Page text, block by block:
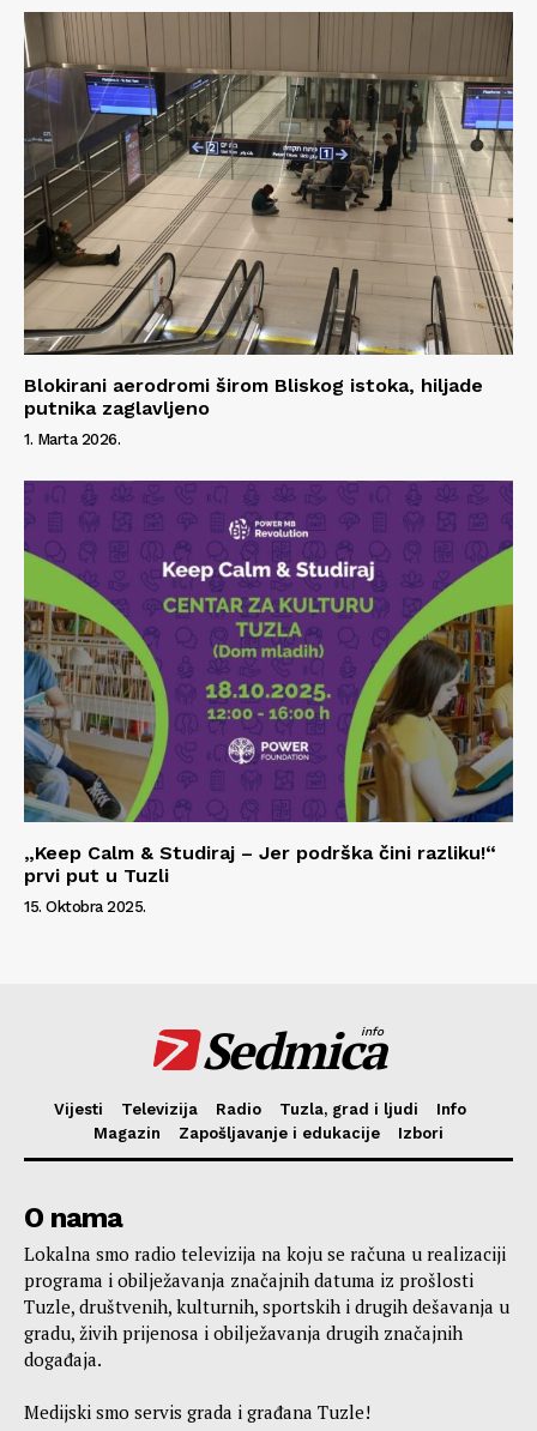
Blokirani aerodromi širom Bliskog istoka, hiljade
putnika zaglavljeno
1. Marta 2026.
„Keep Calm & Studiraj – Jer podrška čini razliku!“
prvi put u Tuzli
15. Oktobra 2025.
Sedmica
info
Vijesti Televizija Radio Tuzla, grad i ljudi
Info
Magazin
Zapošljavanje i edukacije Izbori
O nama
Lokalna smo radio televizija na koju se računa u realizaciji
programa i obilježavanja značajnih datuma iz prošlosti
Tuzle, društvenih, kulturnih, sportskih i drugih dešavanja u
gradu, živih prijenosa i obilježavanja drugih značajnih
događaja.
Medijski smo servis grada i građana Tuzle!